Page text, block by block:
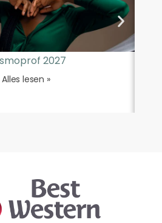
2027
Alles lesen »